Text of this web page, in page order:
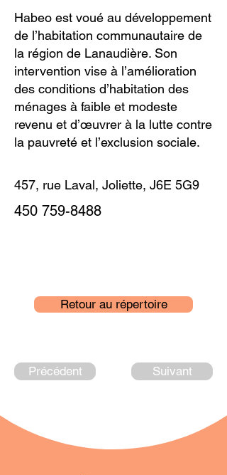
Habeo est voué au développement
de l’habitation communautaire de
la région de Lanaudière. Son
intervention vise à l’amélioration
des conditions d’habitation des
ménages à faible et modeste
revenu et d’œuvrer à la lutte contre
la pauvreté et l’exclusion sociale.
457, rue Laval, Joliette, J6E 5G9
450 759-8488
Retour au répertoire
Précédent Suivant